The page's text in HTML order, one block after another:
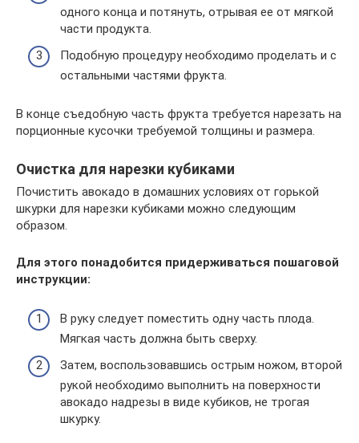
одного конца и потянуть, отрывая ее от мягкой
части продукта.
Подобную процедуру необходимо проделать и с
остальными частями фрукта.
В конце съедобную часть фрукта требуется нарезать на
порционные кусочки требуемой толщины и размера.
Очистка для нарезки кубиками
Почистить авокадо в домашних условиях от горькой
шкурки для нарезки кубиками можно следующим
образом.
Для этого понадобится придерживаться пошаговой
инструкции:
В руку следует поместить одну часть плода.
Мягкая часть должна быть сверху.
Затем, воспользовавшись острым ножом, второй
рукой необходимо выполнить на поверхности
авокадо надрезы в виде кубиков, не трогая
шкурку.